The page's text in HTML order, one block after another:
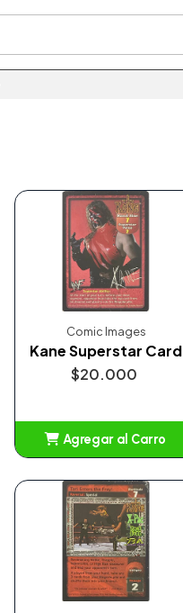
Comic Images
Kane Superstar Card
$20.000
Agregar al Carro